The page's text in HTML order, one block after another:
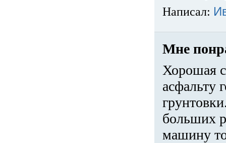
Написал:
Мне
Хорошая
асфальту
больших
машину